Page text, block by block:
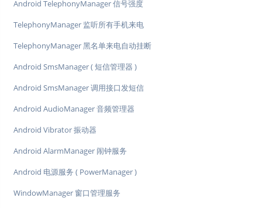
Android TelephonyManager 信号强度
TelephonyManager 监听所有手机来电
TelephonyManager 黑名单来电自动挂断
Android SmsManager ( 短信管理器 )
Android SmsManager 调用接口发短信
Android AudioManager 音频管理器
Android Vibrator 振动器
Android AlarmManager 闹钟服务
Android 电源服务 ( PowerManager )
WindowManager 窗口管理服务